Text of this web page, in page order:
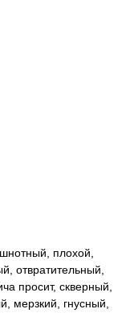
плохой,
отвратительный,
просит, скверный,
мерзкий, гнусный,